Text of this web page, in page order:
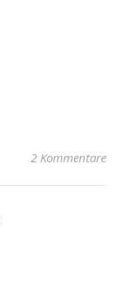
2 Kommentare